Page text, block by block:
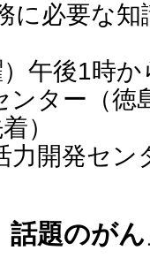
に必要な知
午後1時か
ター（徳
）
開発セン
話題のが